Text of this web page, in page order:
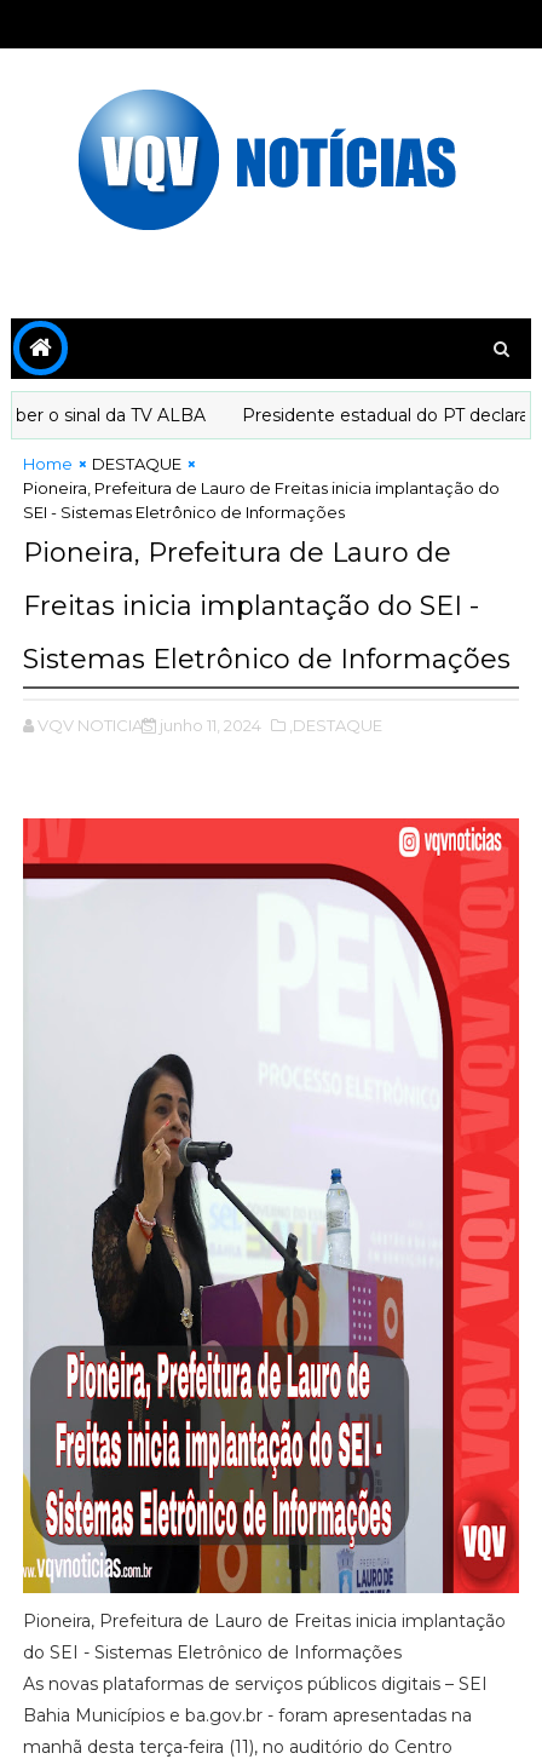
sinal da TV ALBA Presidente estadual do PT declara
Home
DESTAQUE
Pioneira, Prefeitura de Lauro de Freitas inicia implantação do
SEI - Sistemas Eletrônico de Informações
Pioneira, Prefeitura de Lauro de
Freitas inicia implantação do SEI -
Sistemas Eletrônico de Informações
VQV NOTICIAS junho 11, 2024 ,DESTAQUE
Pioneira, Prefeitura de Lauro de Freitas inicia implantação
do SEI - Sistemas Eletrônico de Informações
As novas plataformas de serviços públicos digitais – SEI
Bahia Municípios e ba.gov.br - foram apresentadas na
manhã desta terça-feira (11), no auditório do Centro